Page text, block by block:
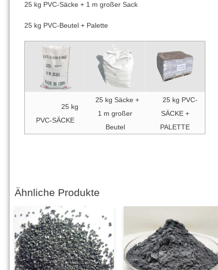
25 kg PVC-Säcke + 1 m großer Sack
25 kg PVC-Beutel + Palette
25 kg
PVC-SÄCKE
25 kg Säcke +
1 m großer
Beutel
25 kg PVC-
SÄCKE +
PALETTE
Ähnliche Produkte